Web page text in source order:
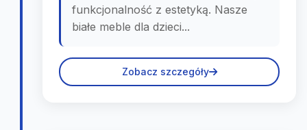
funkcjonalność z estetyką. Nasze
białe meble dla dzieci...
Zobacz szczegóły